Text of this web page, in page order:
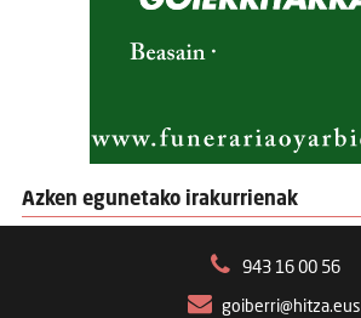
Azken egunetako irakurrienak
943 16 00 56
goiberri@hitza.eus